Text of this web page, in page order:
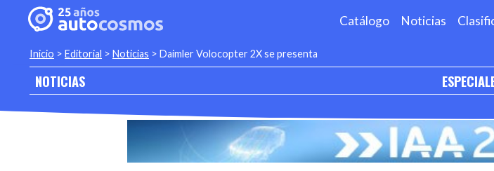
Catálogo Noticias
Inicio > Editorial > Noticias > Daimler Volocopter 2X se presenta
NOTICIAS